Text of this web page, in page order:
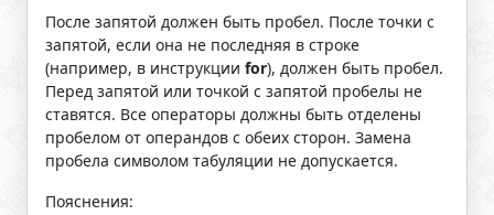
После запятой должен быть пробел. После точки с
запятой, если она не последняя в строке
(например, в инструкции for), должен быть пробел.
Перед запятой или точкой с запятой пробелы не
ставятся. Все операторы должны быть отделены
пробелом от операндов с обеих сторон. Замена
пробела символом табуляции не допускается.
Пояснения: